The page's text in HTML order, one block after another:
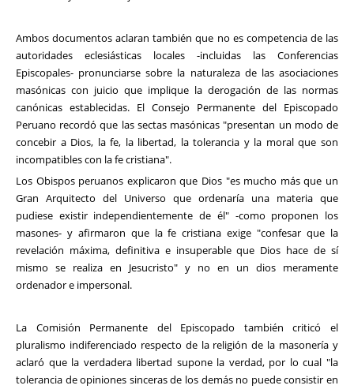
Ambos documentos aclaran también que no es competencia de las
autoridades eclesiásticas locales -incluidas las Conferencias
Episcopales- pronunciarse sobre la naturaleza de las asociaciones
masónicas con juicio que implique la derogación de las normas
canónicas establecidas. El Consejo Permanente del Episcopado
Peruano recordó que las sectas masónicas "presentan un modo de
concebir a Dios, la fe, la libertad, la tolerancia y la moral que son
incompatibles con la fe cristiana".
Los Obispos peruanos explicaron que Dios "es mucho más que un
Gran Arquitecto del Universo que ordenaría una materia que
pudiese existir independientemente de él" -como proponen los
masones- y afirmaron que la fe cristiana exige "confesar que la
revelación máxima, definitiva e insuperable que Dios hace de sí
mismo se realiza en Jesucristo" y no en un dios meramente
ordenador e impersonal.
La Comisión Permanente del Episcopado también criticó el
pluralismo indiferenciado respecto de la religión de la masonería y
aclaró que la verdadera libertad supone la verdad, por lo cual "la
tolerancia de opiniones sinceras de los demás no puede consistir en